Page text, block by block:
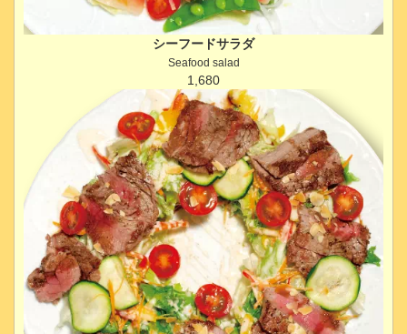
シーフードサラダ
Seafood salad
1,680